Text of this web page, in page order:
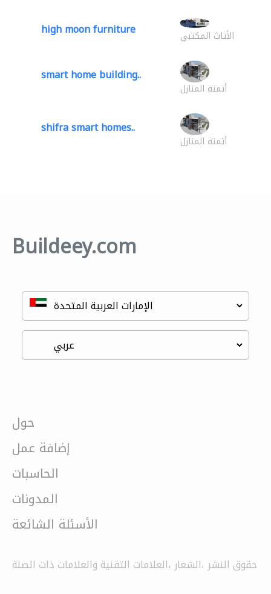
high moon furniture الأثاث المكتبي
smart home building..
أتمتة المنازل
shifra smart homes..
أتمتة المنازل
Buildeey.com
حول
إضافة عمل
الحاسبات
المدونات
الأسئلة الشائعة
حقوق النشر ،الشعار ،العلامات التقنية والعلامات ذات الصلة